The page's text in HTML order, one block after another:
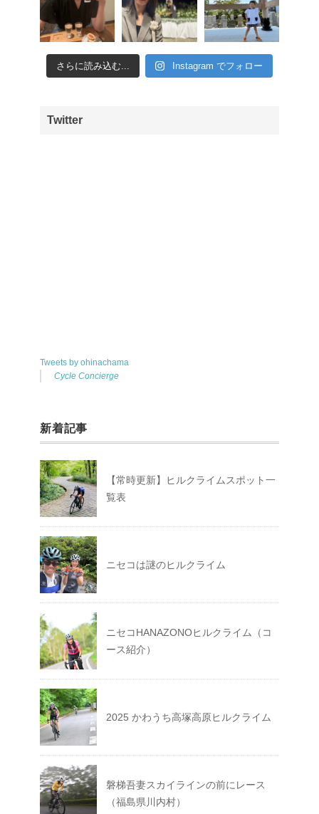
さらに読み込む... Instagram でフォロー
Twitter
Tweets by ohinachama
Cycle Concierge
新着記事
【常時更新】ヒルクライムスポット一
覧表
ニセコは謎のヒルクライム
ニセコHANAZONOヒルクライム（コ
ース紹介）
2025 かわうち高塚高原ヒルクライム
磐梯吾妻スカイラインの前にレース
（福島県川内村）